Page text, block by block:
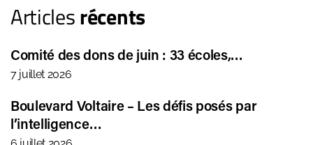
Articlesrécents
Comité des dons de juin : 33 écoles,…
7 juillet 2026
Boulevard Voltaire – Les défis posés par
l’intelligence…